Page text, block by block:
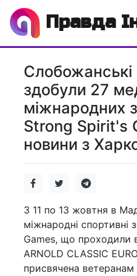
Правда
Слобожанські
здобули 27
міжнародних
Strong Spirit's
новини з
З 11 по 13 жовтня в
міжнародні спортивні
Games, що проходили
ARNOLD CLASSIC
присвячена ветеранам